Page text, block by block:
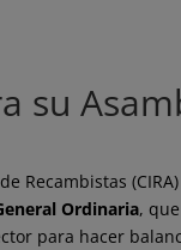
su
Recambistas
Ordinaria,
para hacer